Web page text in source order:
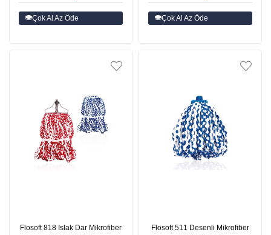
Çok Al Az Öde Çok Al Az Öde
Flosoft 818 Islak Dar Mikrofiber
Flosoft 511 Desenli Mikrofiber